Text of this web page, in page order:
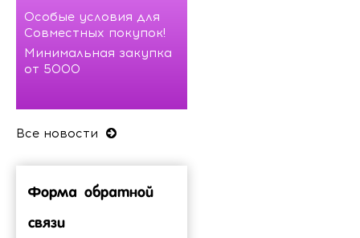
Особые условия для
Совместных покупок!
Минимальная закупка
от 5000
Все новости
Форма обратной
связи